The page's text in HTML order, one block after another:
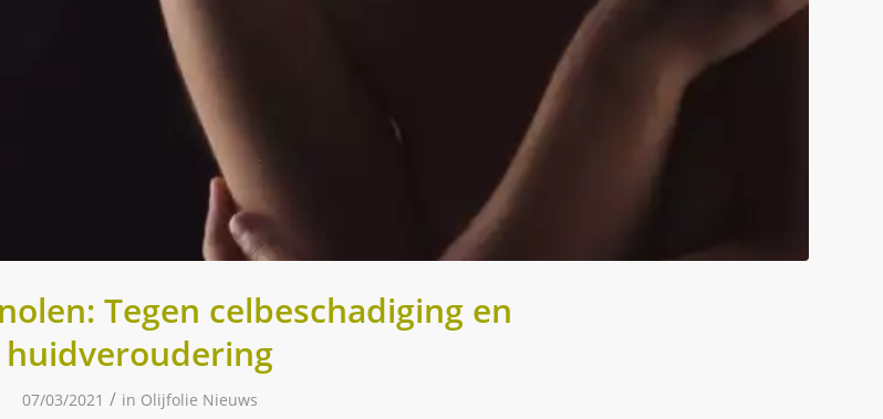
Tegen celbeschadiging en
huidveroudering
07/03/2021 / in Olijfolie Nieuws